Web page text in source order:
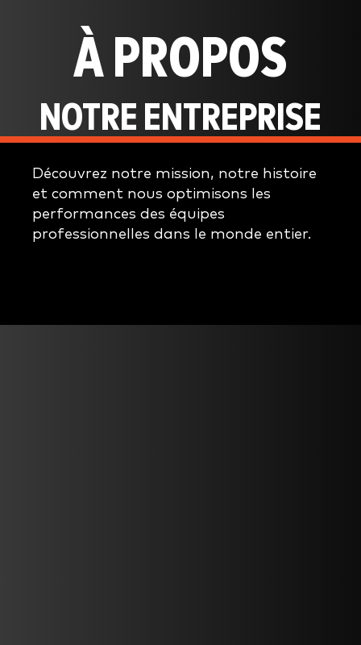
À PROPOS
NOTRE ENTREPRISE
Découvrez notre mission, notre histoire
et comment nous optimisons les
performances des équipes
professionnelles dans le monde entier.